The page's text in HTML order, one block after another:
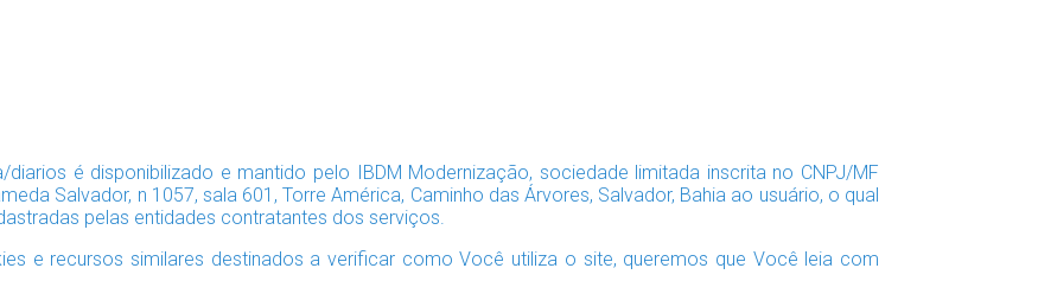
é disponibilizado e mantido pelo IBDM Modernização, sociedade limitada inscrita no CNPJ/MF
Salvador, n 1057, sala 601, Torre América, Caminho das Árvores, Salvador, Bahia ao usuário, o qual
pelas entidades contratantes dos serviços.
e recursos similares destinados a verificar como Você utiliza o site, queremos que Você leia com